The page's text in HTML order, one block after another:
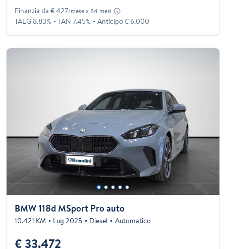
Finanzia da € 427/mese x 84 mesi
TAEG 8.83% TAN 7.45% Anticipo € 6.000
BMW 118d MSport Pro auto
10.421 KM Lug 2025 Diesel Automatico
€ 33.472